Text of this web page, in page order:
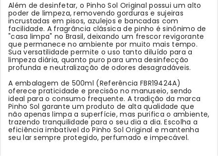
Além de desinfetar, o Pinho Sol Original possui um alto
poder de limpeza, removendo gorduras e sujeiras
incrustadas em pisos, azulejos e bancadas com
facilidade. A fragrância clássica de pinho é sinônimo de
"casa limpa" no Brasil, deixando um frescor revigorante
que permanece no ambiente por muito mais tempo.
Sua versatilidade permite o uso tanto diluído para a
limpeza diária, quanto puro para uma desinfecção
profunda e neutralização de odores desagradáveis.
A embalagem de 500ml (Referência FBR19424A)
oferece praticidade e precisão no manuseio, sendo
ideal para o consumo frequente. A tradição da marca
Pinho Sol garante um produto de alta qualidade que
não apenas limpa a superfície, mas purifica o ambiente,
trazendo tranquilidade para o seu dia a dia. Escolha a
eficiência imbatível do Pinho Sol Original e mantenha
seu lar sempre protegido, perfumado e impecável.